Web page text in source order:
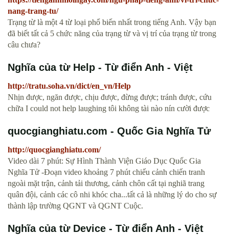
nang-trang-tu/
Trạng từ là một 4 từ loại phổ biến nhất trong tiếng Anh. Vậy bạn
đã biết tất cả 5 chức năng của trạng từ và vị trí của trạng từ trong
câu chưa?
Nghĩa của từ Help - Từ điển Anh - Việt
http://tratu.soha.vn/dict/en_vn/Help
Nhịn được, ngăn được, chịu được, đừng được; tránh được, cứu
chữa I could not help laughing tôi không tài nào nín cười được
quocgianghiatu.com - Quốc Gia Nghĩa Tử
http://quocgianghiatu.com/
Video dài 7 phút: Sự Hình Thành Viện Giáo Dục Quốc Gia
Nghĩa Tử -Đoạn video khoảng 7 phút chiếu cảnh chiến tranh
ngoài mặt trận, cảnh tải thương, cảnh chôn cất tại nghiã trang
quân đội, cảnh các cô nhi khóc cha...tất cả là những lý do cho sự
thành lập trường QGNT và QGNT Cuộc.
Nghĩa của từ Device - Từ điển Anh - Việt